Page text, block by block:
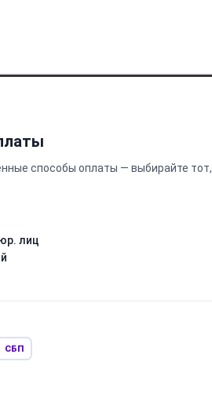
способы оплаты — выбирайте тот,
лиц
СБП